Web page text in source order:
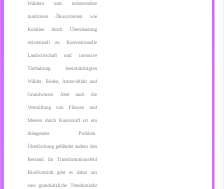
Wäldern und insbesondere
maritimen Ökosystemen wie
Korallen durch Übersäuerung
existenziell zu. Konventionelle
Landwirtschaft und intensive
Tierhaltung beeinträchtigten
Wälder, Böden, Artenvielfalt und
Grundwasser. Aber auch die
Vermüllung von Flüssen und
Meeren durch Kunststoff ist ein
drängendes Problem.
Überfischung gefährdet zudem den
Bestand. Im Transformationsfeld
Biodiversität geht es daher um
eine grundsätzliche Trendumkehr